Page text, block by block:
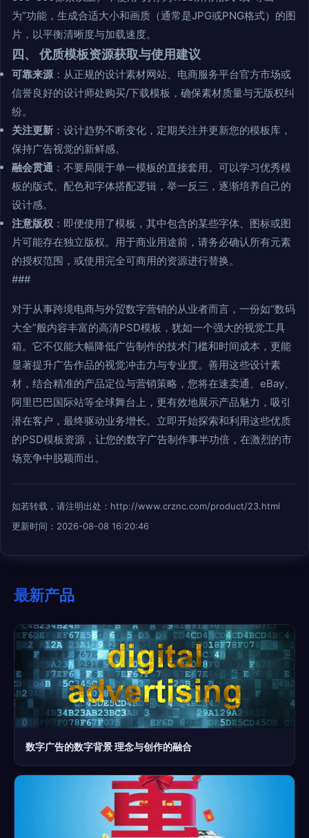
为”功能，生成合适大小和画质（通常是JPG或PNG格式）的图
片，以平衡清晰度与加载速度。
四、 优质模板资源获取与使用建议
可靠来源：从正规的设计素材网站、电商服务平台官方市场或
信誉良好的设计师处购买/下载模板，确保素材质量与无版权纠
纷。
关注更新 ：设计趋势不断变化，定期关注并更新您的模板库，
保持广告视觉的新鲜感。
融会贯通 ：不要局限于单一模板的直接套用。可以学习优秀模
板的版式、配色和字体搭配逻辑，举一反三，逐渐培养自己的
设计感。
注意版权 ：即便使用了模板，其中包含的某些字体、图标或图
片可能存在独立版权。用于商业用途前，请务必确认所有元素
的授权范围，或使用完全可商用的资源进行替换。
###
对于从事跨境电商与外贸数字营销的从业者而言，一份如“数码
大全”般内容丰富的高清PSD模板，犹如一个强大的视觉工具
箱。它不仅能大幅降低广告制作的技术门槛和时间成本，更能
显著提升广告作品的视觉冲击力与专业度。善用这些设计素
材，结合精准的产品定位与营销策略，您将在速卖通、eBay、
阿里巴巴国际站等全球舞台上，更有效地展示产品魅力，吸引
潜在客户，最终驱动业务增长。立即开始探索和利用这些优质
的PSD模板资源，让您的数字广告制作事半功倍，在激烈的市
场竞争中脱颖而出。
如若转载，请注明出处：http://www.crznc.com/product/23.html
更新时间：2026-08-08 16:20:46
最新产品
数字广告的数字背景 理念与创作的融合